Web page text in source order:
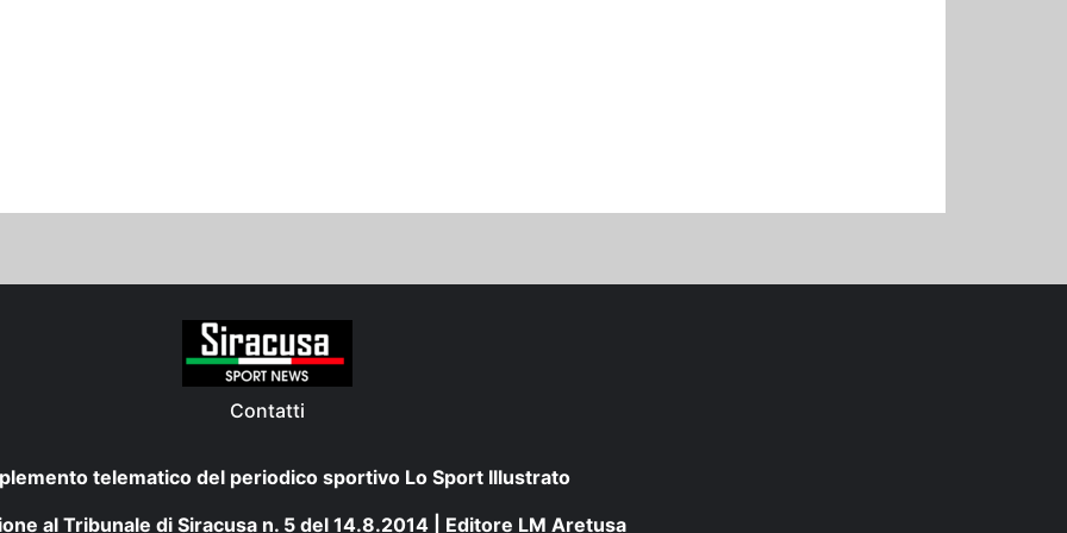
Contatti
telematico del periodico sportivo Lo Sport Illustrato
al Tribunale di Siracusa n. 5 del 14.8.2014 | Editore LM Aretusa